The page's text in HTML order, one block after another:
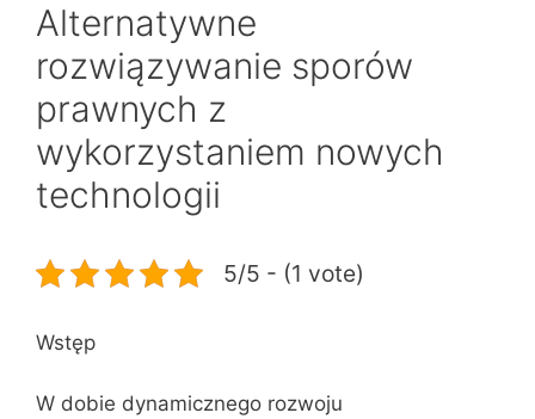
Alternatywne
rozwiązywanie sporów
prawnych z
wykorzystaniem nowych
technologii
5/5 - (1 vote)
Wstęp
W dobie dynamicznego rozwoju